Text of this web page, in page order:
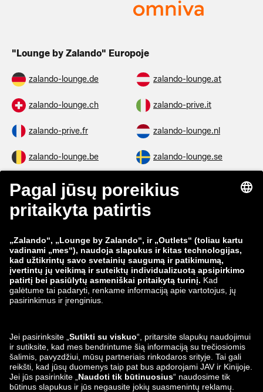
"Lounge by Zalando" Europoje
zalando-lounge.de zalando-lounge.at
zalando-lounge.ch zalando-prive.it
zalando-prive.fr zalando-lounge.nl
zalando-lounge.be zalando-lounge.se
zalando-lounge.fi zalando-lounge.dk
zalando-lounge.co.uk
zalando-lounge.lt zalando-lounge.sk
zalando-lounge.ro zalando-lounge.hr
zalando-lounge.lu zalando-lounge.ee
zalando-lounge.lv zalando-lounge.no